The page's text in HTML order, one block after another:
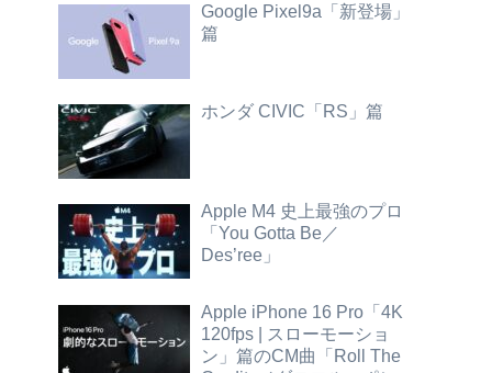
Google Pixel9a「新登場」
篇
ホンダ CIVIC「RS」篇
Apple M4 史上最強のプロ
「You Gotta Be／
Des’ree」
Apple iPhone 16 Pro「4K
120fps | スローモーショ
ン」篇のCM曲「Roll The